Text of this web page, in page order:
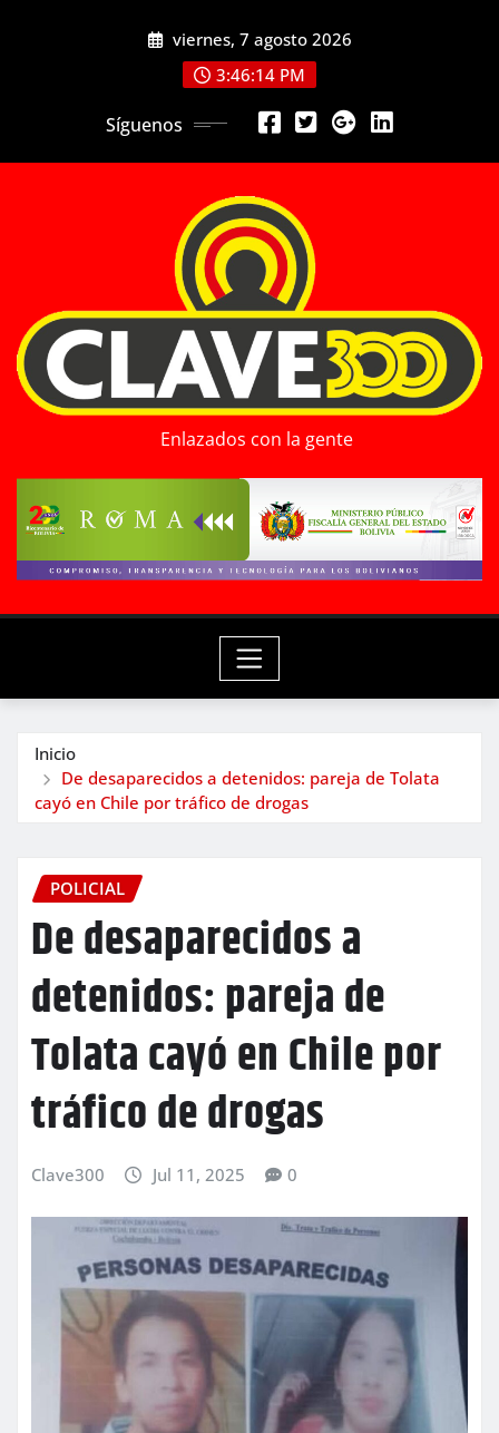
viernes, 7 agosto 2026
3:46:15 PM
Síguenos
Enlazados con la gente
Inicio
De desaparecidos a detenidos: pareja de Tolata
cayó en Chile por tráfico de drogas
POLICIAL
De desaparecidos a
detenidos: pareja de
Tolata cayó en Chile por
tráfico de drogas
Clave300 Jul 11, 2025 0